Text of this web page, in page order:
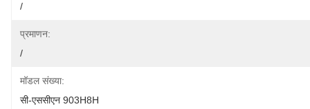
/
प्रमाणन:
/
मॉडल संख्या:
सी-एससीएन 903H8H